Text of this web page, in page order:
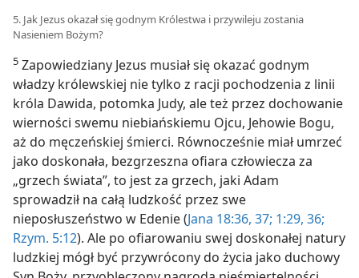
5. Jak Jezus okazał się godnym Królestwa i przywileju zostania
Nasieniem Bożym?
5 Zapowiedziany Jezus musiał się okazać godnym
władzy królewskiej nie tylko z racji pochodzenia z linii
króla Dawida, potomka Judy, ale też przez dochowanie
wierności swemu niebiańskiemu Ojcu, Jehowie Bogu,
aż do męczeńskiej śmierci. Równocześnie miał umrzeć
jako doskonała, bezgrzeszna ofiara człowiecza za
„grzech świata”, to jest za grzech, jaki Adam
sprowadził na całą ludzkość przez swe
nieposłuszeństwo w Edenie (Jana 18:36, 37; 1:29, 36;
Rzym. 5:12). Ale po ofiarowaniu swej doskonałej natury
ludzkiej mógł być przywrócony do życia jako duchowy